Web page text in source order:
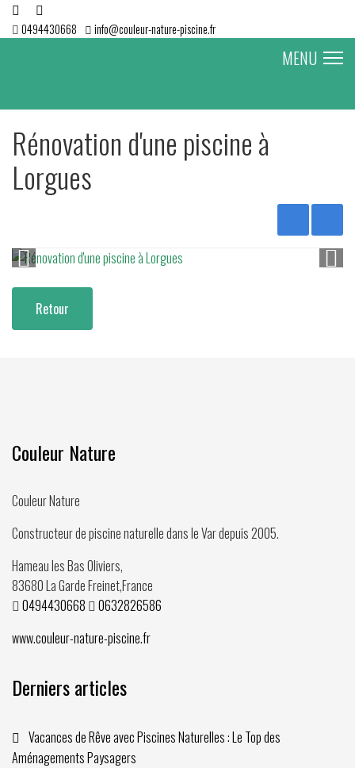
0494430668 info@couleur-nature-piscine.fr
MENU
Rénovation d'une piscine à
Lorgues
Retour
Couleur Nature
Couleur Nature
Constructeur de piscine naturelle dans le Var depuis2005.
Hameau les Bas Oliviers,
83680La Garde Freinet,France
0494430668
0632826586
www.couleur-nature-piscine.fr
Derniers articles
Vacances de Rêve avec Piscines Naturelles : Le Top des
Aménagements Paysagers